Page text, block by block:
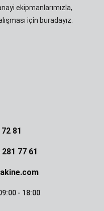
ekipmanlarımızla,
için buradayız.
81
77 61
- 18:00